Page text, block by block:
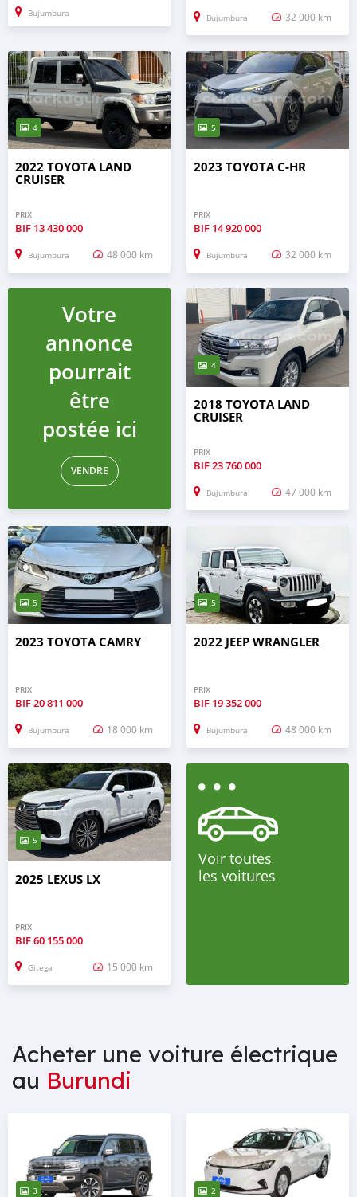
Bujumbura Bujumbura 32 000 km
4
2022 TOYOTA LAND
CRUISER
PRIX
BIF 13 430 000
Bujumbura 48 000 km
5
2023 TOYOTA C-HR
PRIX
BIF 14 920 000
Bujumbura 32 000 km
Votre
annonce
pourrait
être
postée ici
VENDRE
4
2018 TOYOTA LAND
CRUISER
PRIX
BIF23 760 000
Bujumbura 47 000 km
5
2023 TOYOTA CAMRY
PRIX
BIF20 811 000
Bujumbura 18 000 km
5
2022 JEEP WRANGLER
PRIX
BIF 19 352 000
Bujumbura 48 000 km
5
2025 LEXUS LX
PRIX
BIF60 155 000
Gitega 15 000 km
Voir toutes
les voitures
Acheter une voiture électrique
au Burundi
3 2